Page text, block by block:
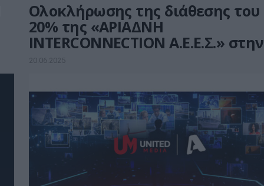
Ολοκλήρωσης της διάθεσης του
20% της «ΑΡΙΑΔΝΗ
INTERCONNECTION Α.Ε.Ε.Σ.» στην
State Grid
20.06.2025